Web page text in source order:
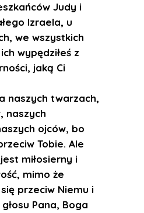
Judy i
Izraela, u
we wszystkich
wypędziłeś z
jaką Ci
naszych twarzach,
naszych
ojców, bo
Tobie. Ale
miłosierny i
mimo że
przeciw Niemu i
Pana, Boga